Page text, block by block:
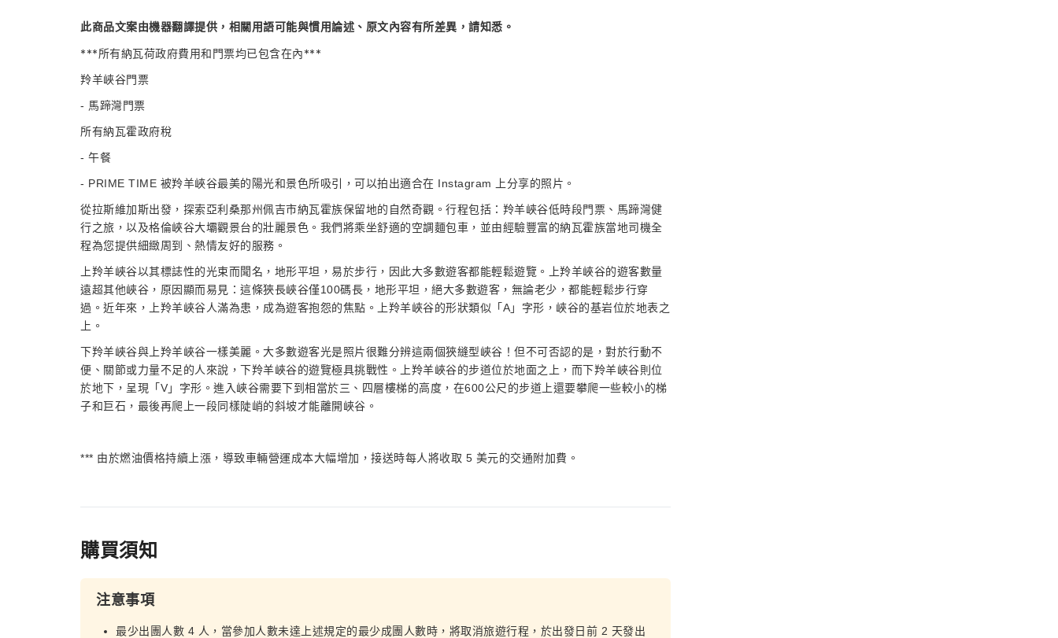
此商品文案由機器翻譯提供，相關用語可能與慣用論述、原文內容有所差異，請知悉。
***所有納瓦荷政府費用和門票均已包含在內***
羚羊峽谷門票
- 馬蹄灣門票
所有納瓦霍政府稅
- 午餐
- PRIME TIME 被羚羊峽谷最美的陽光和景色所吸引，可以拍出適合在 Instagram 上分享的照片。
從拉斯維加斯出發，探索亞利桑那州佩吉市納瓦霍族保留地的自然奇觀。行程包括：羚羊峽谷低時段門票、馬蹄灣健
行之旅，以及格倫峽谷大壩觀景台的壯麗景色。我們將乘坐舒適的空調麵包車，並由經驗豐富的納瓦霍族當地司機全
程為您提供細緻周到、熱情友好的服務。
上羚羊峽谷以其標誌性的光束而聞名，地形平坦，易於步行，因此大多數遊客都能輕鬆遊覽。上羚羊峽谷的遊客數量
遠超其他峽谷，原因顯而易見：這條狹長峽谷僅100碼長，地形平坦，絕大多數遊客，無論老少，都能輕鬆步行穿
過。近年來，上羚羊峽谷人滿為患，成為遊客抱怨的焦點。上羚羊峽谷的形狀類似「A」字形，峽谷的基岩位於地表之
上。
下羚羊峽谷與上羚羊峽谷一樣美麗。大多數遊客光是照片很難分辨這兩個狹縫型峽谷！但不可否認的是，對於行動不
便、關節或力量不足的人來說，下羚羊峽谷的遊覽極具挑戰性。上羚羊峽谷的步道位於地面之上，而下羚羊峽谷則位
於地下，呈現「V」字形。進入峽谷需要下到相當於三、四層樓梯的高度，在600公尺的步道上還要攀爬一些較小的梯
子和巨石，最後再爬上一段同樣陡峭的斜坡才能離開峽谷。
*** 由於燃油價格持續上漲，導致車輛營運成本大幅增加，接送時每人將收取 5 美元的交通附加費。
購買須知
注意事項
最少出團人數 4 人，當參加人數未達上述規定的最少成團人數時，將取消旅遊行程，於出發日前 2 天發出